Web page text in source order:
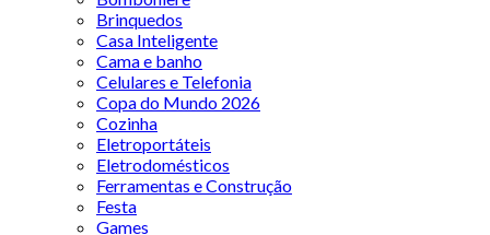
Brinquedos
Casa Inteligente
Cama e banho
Celulares e Telefonia
Copa do Mundo 2026
Cozinha
Eletroportáteis
Eletrodomésticos
Ferramentas e Construção
Festa
Games